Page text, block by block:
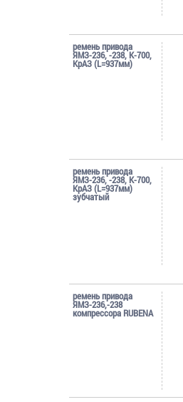
ремень привода
ЯМЗ-236, -238, К-700,
КрАЗ (L=937мм)
ремень привода
ЯМЗ-236, -238, К-700,
КрАЗ (L=937мм)
зубчатый
ремень привода
ЯМЗ-236,-238
компрессора RUBENA